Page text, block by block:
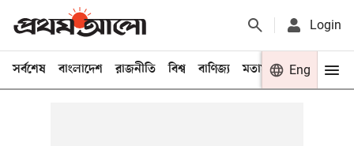
Login
সর্বশেষ বাংলাদেশ রাজনীতি বিশ্ব বাণিজ্য মতামত খেলা
Eng